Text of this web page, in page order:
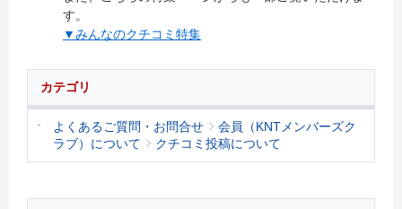
す。
▼みんなのクチコミ特集
カテゴリ
よくあるご質問・お問合せ
会員（KNTメンバーズク
ラブ）について
クチコミ投稿について